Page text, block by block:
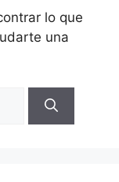
lo que
una